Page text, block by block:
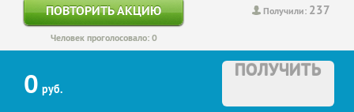
Получили: 237
ПОВТОРИТЬ АКЦИЮ
Человек проголосовало: 0
0 руб.
ПОЛУЧИТЬ